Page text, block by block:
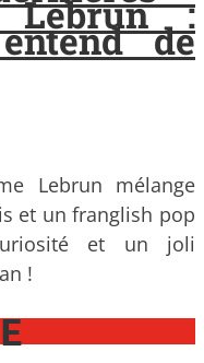
Lebrun :
de
Lebrun mélange
et un franglish pop
et un joli
!